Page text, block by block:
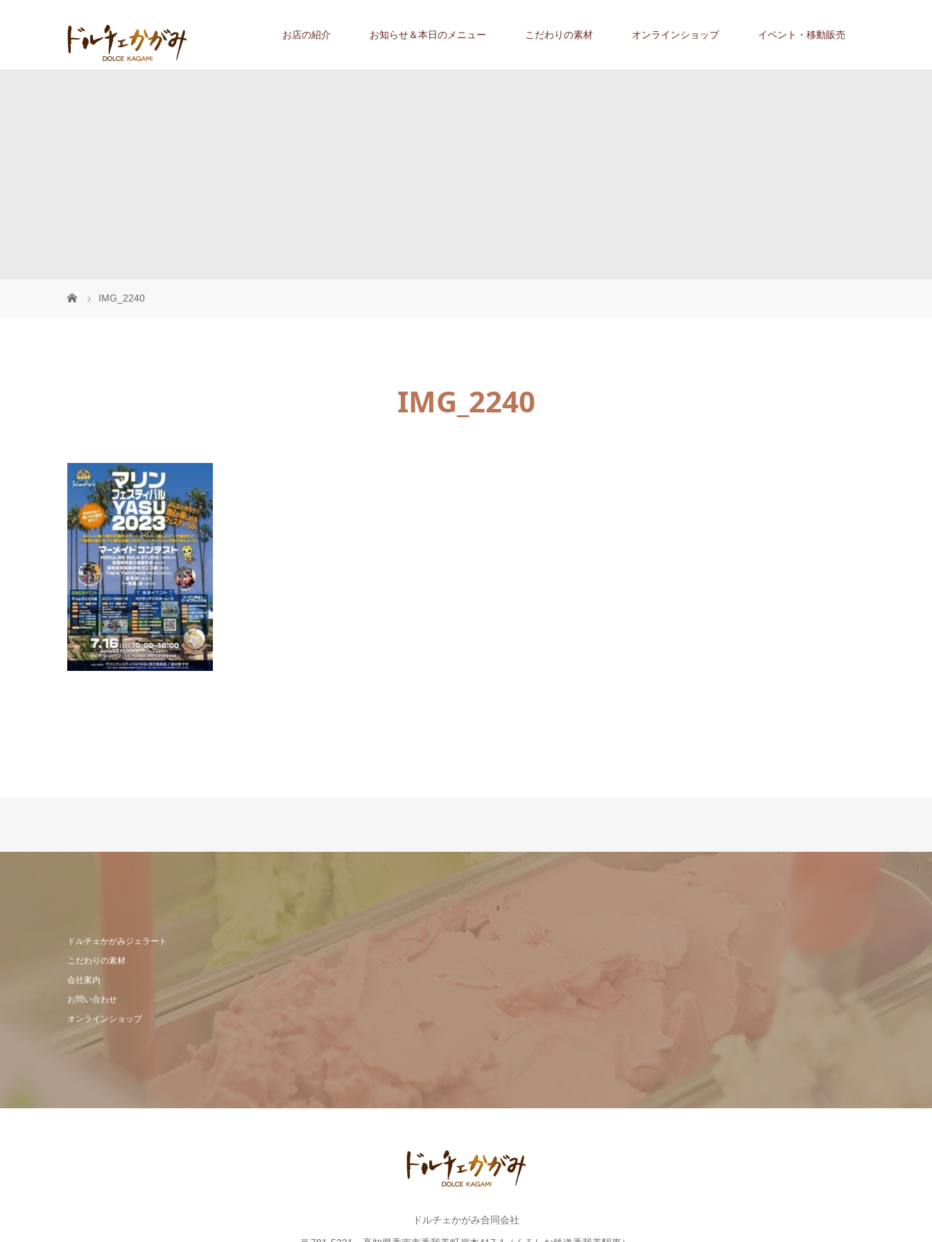
お店の紹介 お知らせ＆本日のメニュー こだわりの素材 オンラインショップ イベント・移動販売
IMG_2240
IMG_2240
ドルチェかがみジェラート
こだわりの素材
会社案内
お問い合わせ
オンラインショップ
ドルチェかがみ合同会社